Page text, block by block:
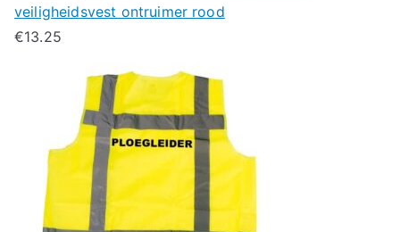
veiligheidsvest ontruimer rood
€13.25